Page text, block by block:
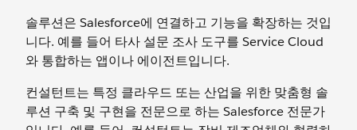
솔루션은 Salesforce에 연결하고 기능을 확장하는 것입
니다. 예를 들어 타사 설문 조사 도구를 Service Cloud
와 통합하는 앱이나 에이전트입니다.
컨설턴트는 특정 클라우드 또는 산업을 위한 맞춤형 솔
루션 구축 및 구현을 전문으로 하는 Salesforce 전문가